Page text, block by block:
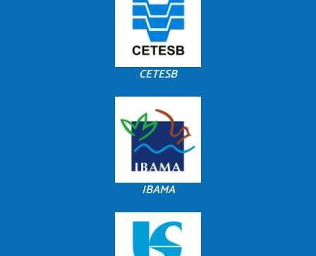
CETESB
IBAMA